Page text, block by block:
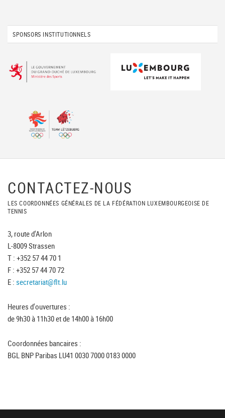
SPONSORS INSTITUTIONNELS
CONTACTEZ-NOUS
LES COORDONNÉES GÉNÉRALES DE LA FÉDÉRATION LUXEMBOURGEOISE DE
TENNIS
3, route d'Arlon
L-8009 Strassen
T : +352 57 44 70 1
F : +352 57 44 70 72
E : secretariat@flt.lu
Heures d'ouvertures :
de 9h30 à 11h30 et de 14h00 à 16h00
Coordonnées bancaires :
BGL BNP Paribas LU41 0030 7000 0183 0000